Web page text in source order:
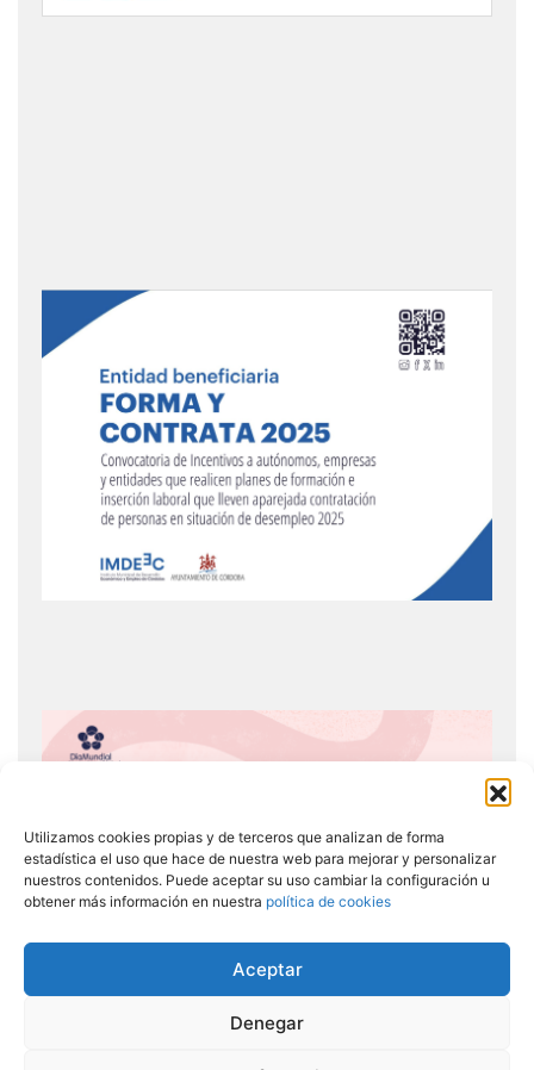
Utilizamos cookies propias y de terceros que analizan de forma
estadística el uso que hace de nuestra web para mejorar y personalizar
nuestros contenidos. Puede aceptar su uso cambiar la configuración u
obtener más información en nuestra política de cookies
Aceptar
Denegar